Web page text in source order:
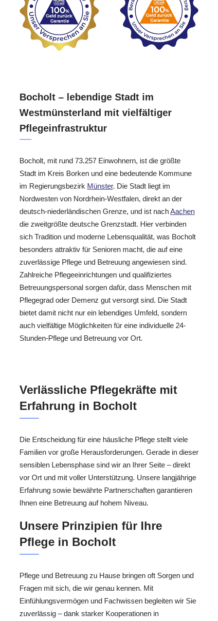
Bocholt – lebendige Stadt im
Westmünsterland mit vielfältiger
Pflegeinfrastruktur
Bocholt, mit rund 73.257 Einwohnern, ist die größte
Stadt im Kreis Borken und eine bedeutende Kommune
im Regierungsbezirk Münster. Die Stadt liegt im
Nordwesten von Nordrhein-Westfalen, direkt an der
deutsch-niederländischen Grenze, und ist nachAachen
die zweitgrößte deutsche Grenzstadt. Hier verbinden
sich Tradition und moderne Lebensqualität, was Bocholt
besonders attraktiv für Senioren macht, die auf eine
zuverlässige Pflege und Betreuung angewiesen sind.
Zahlreiche Pflegeeinrichtungen und qualifiziertes
Betreuungspersonal sorgen dafür, dass Menschen mit
Pflegegrad oder Demenz gut versorgt sind. Die Stadt
bietet damit nicht nur ein lebendiges Umfeld, sondern
auch vielfältige Möglichkeiten für eine individuelle 24-
Stunden-Pflege und Betreuung vor Ort.
Verlässliche Pflegekräfte mit
Erfahrung in Bocholt
Die Entscheidung für eine häusliche Pflege stellt viele
Familien vor große Herausforderungen. Gerade in dieser
sensiblen Lebensphase sind wir an Ihrer Seite – direkt
vor Ort und mit voller Unterstützung. Unsere langjährige
Erfahrung sowie bewährte Partnerschaften garantieren
Ihnen eine Betreuung auf hohem Niveau.
Unsere Prinzipien für Ihre
Pflege in Bocholt
Pflege und Betreuung zu Hause bringen oft Sorgen und
Fragen mit sich, die wir genau kennen. Mit
Einfühlungsvermögen und Fachwissen begleiten wir Sie
zuverlässig – dank starker Kooperationen in